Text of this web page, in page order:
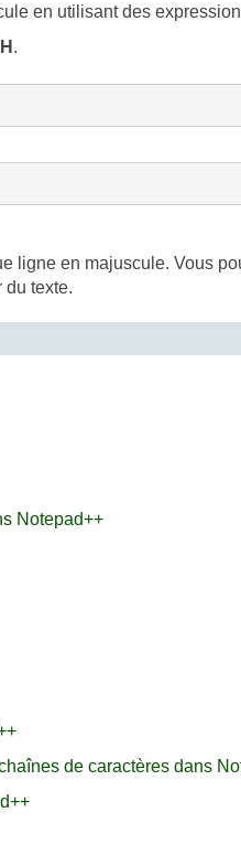
en utilisant des
.
ligne en majuscule. Vous
du texte.
Notepad++
de caractères dans